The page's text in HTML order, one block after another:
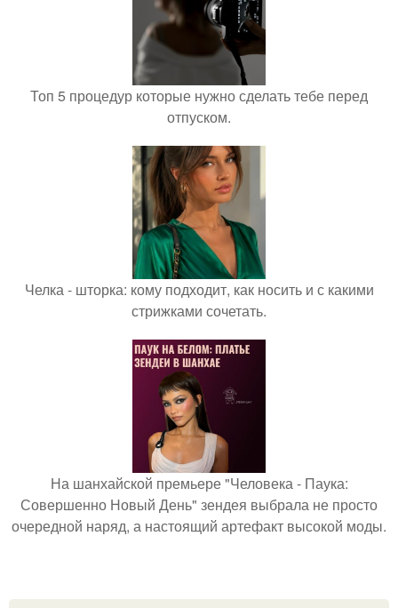
Топ 5 процедур которые нужно сделать тебе перед
отпуском.
Челка - шторка: кому подходит, как носить и с какими
стрижками сочетать.
На шанхайской премьере "Человека - Паука:
Совершенно Новый День" зендея выбрала не просто
очередной наряд, а настоящий артефакт высокой моды.